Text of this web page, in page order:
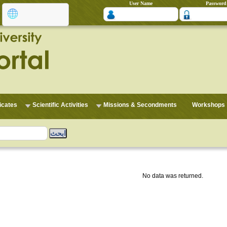
User Name
Scientific Activities Missions & Secondments Workshops
No data was returned.